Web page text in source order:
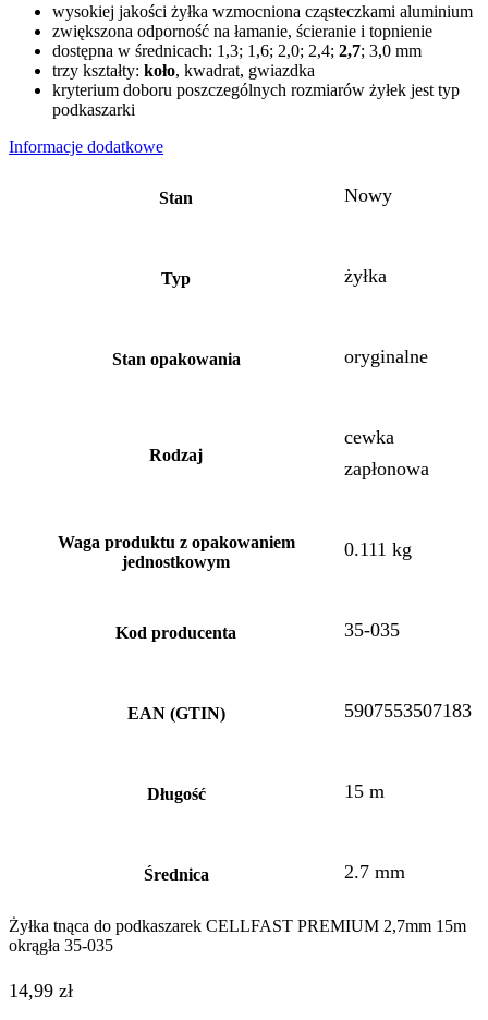
wysokiej jakości żyłka wzmocniona cząsteczkami aluminium
zwiększona odporność na łamanie, ścieranie i topnienie
dostępna w średnicach: 1,3; 1,6; 2,0; 2,4; 2,7; 3,0 mm
trzy kształty: koło, kwadrat, gwiazdka
kryterium doboru poszczególnych rozmiarów żyłek jest typ
podkaszarki
Informacje dodatkowe
Stan Nowy
Typ żyłka
Stan opakowania oryginalne
Rodzaj
cewka
zapłonowa
Waga produktu z opakowaniem
jednostkowym
0.111 kg
Kod producenta 35-035
EAN (GTIN) 5907553507183
Długość 15 m
Średnica 2.7 mm
Żyłka tnąca do podkaszarek CELLFAST PREMIUM 2,7mm 15m
okrągła 35-035
14,99 zł